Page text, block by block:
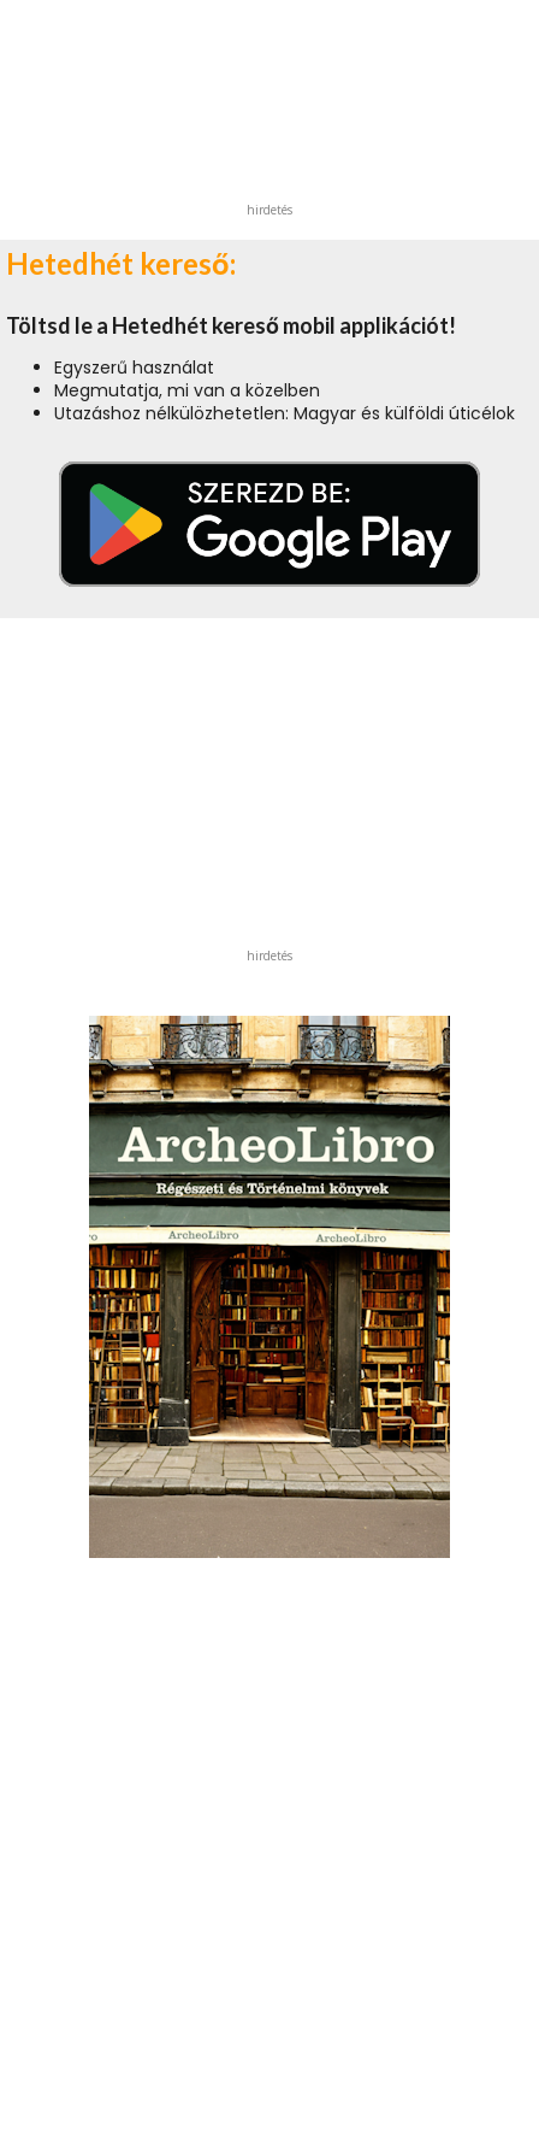
hirdetés
Hetedhét kereső:
Töltsd le a Hetedhét kereső mobil applikációt!
Egyszerű használat
Megmutatja, mi van a közelben
Utazáshoz nélkülözhetetlen: Magyar és külföldi úticélok
hirdetés